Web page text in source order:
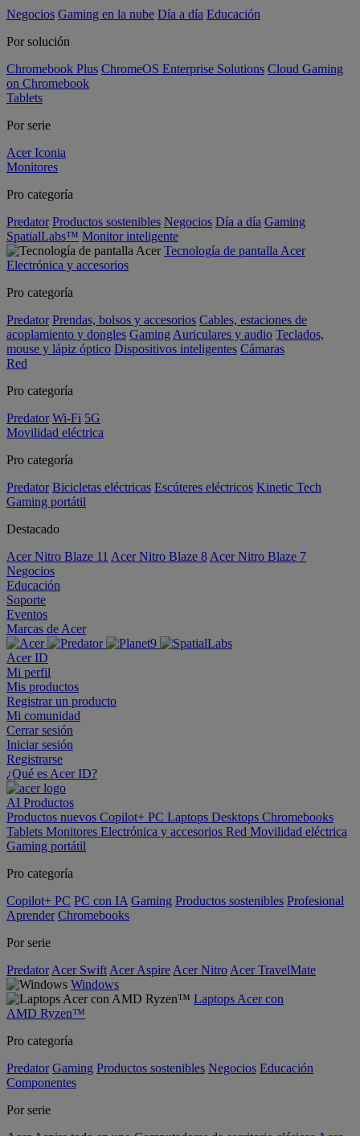
Negocios Gaming en la nube Día a día Educación
Por solución
Chromebook Plus ChromeOS Enterprise Solutions Cloud Gaming
on Chromebook
Tablets
Por serie
Acer Iconia
Monitores
Pro categoría
Predator Productos sostenibles Negocios Día a día Gaming
SpatialLabs™ Monitor inteligente
Tecnología de pantalla Acer
Electrónica y accesorios
Pro categoría
Predator Prendas, bolsos y accesorios Cables, estaciones de
acoplamiento y dongles Gaming Auriculares y audio Teclados,
mouse y lápiz óptico Dispositivos inteligentes Cámaras
Red
Pro categoría
Predator Wi-Fi 5G
Movilidad eléctrica
Pro categoría
Predator Bicicletas eléctricas Escúteres eléctricos Kinetic Tech
Gaming portátil
Destacado
Acer Nitro Blaze 11 Acer Nitro Blaze 8 Acer Nitro Blaze 7
Negocios
Educación
Soporte
Eventos
Marcas de Acer
Acer ID
Mi perfil
Mis productos
Registrar un producto
Mi comunidad
Cerrar sesión
Iniciar sesión
Registrarse
¿Qué es Acer ID?
AI Productos
Productos nuevos Copilot+ PC Laptops Desktops Chromebooks
Tablets Monitores Electrónica y accesorios Red Movilidad eléctrica
Gaming portátil
Pro categoría
Copilot+ PC PC con IA Gaming Productos sostenibles Profesional
Aprender Chromebooks
Por serie
Predator Acer Swift Acer Aspire Acer Nitro Acer TravelMate
Windows
Laptops Acer con
AMD Ryzen™
Pro categoría
Predator Gaming Productos sostenibles Negocios Educación
Componentes
Por serie